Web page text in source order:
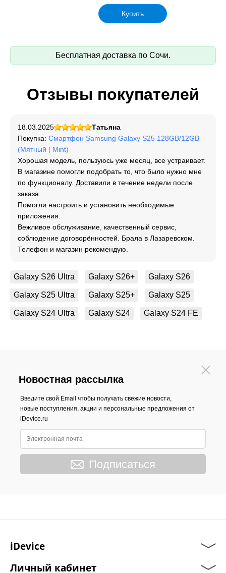
Купить
Бесплатная доставка по Сочи.
Отзывы покупателей
18.03.2025
Татьяна
Покупка: Смартфон Samsung Galaxy S25 128GB/12GB
(Мятный | Mint)
Хорошая модель, пользуюсь уже месяц, все устраивает.
В магазине помогли подобрать то, что было нужно мне
по функционалу. Доставили в течение недели после
заказа.
Помогли настроить и установить необходимые
приложения.
Вежливое обслуживание, качественный сервис,
соблюдение договорённостей. Брала в Лазаревском.
Телефон и магазин рекомендую.
Galaxy S26 Ultra Galaxy S26+ Galaxy S26
Galaxy S25 Ultra Galaxy S25+ Galaxy S25
Galaxy S24 Ultra Galaxy S24 Galaxy S24 FE
Новостная рассылка
Введите свой Email чтобы получать свежие новости,
новые поступления, акции и персональные предложения от
iDevice.ru
Подписаться
iDevice
Личный кабинет